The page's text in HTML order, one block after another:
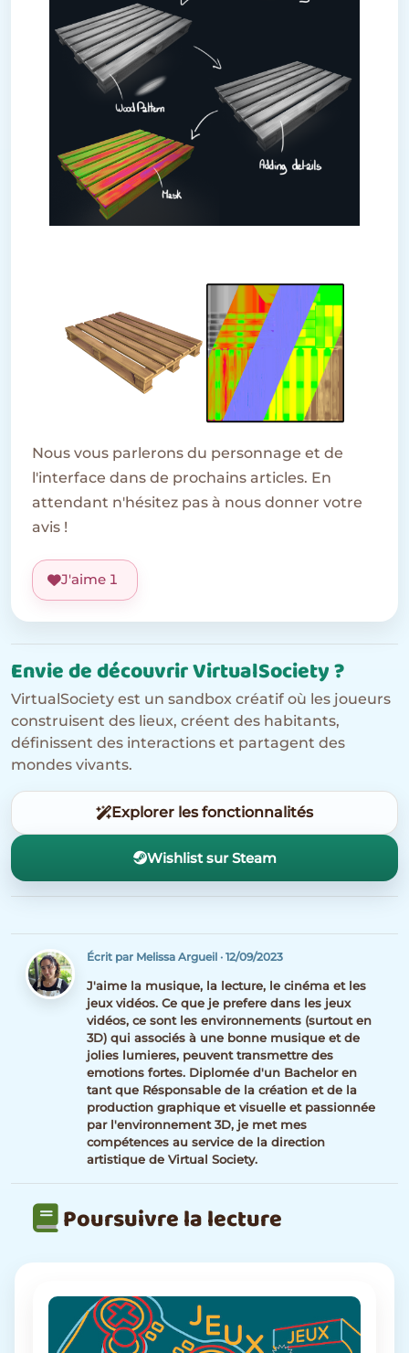
Nous vous parlerons du personnage et de
l'interface dans de prochains articles. En
attendant n'hésitez pas à nous donner votre
avis !
J'aime 1
Envie de découvrir VirtualSociety ?
VirtualSociety est un sandbox créatif où les joueurs
construisent des lieux, créent des habitants,
définissent des interactions et partagent des
mondes vivants.
Explorer les fonctionnalités
Wishlist sur Steam
Écrit par Melissa Argueil· 12/09/2023
J'aime la musique, la lecture, le cinéma et les
jeux vidéos. Ce que je prefere dans les jeux
vidéos, ce sont les environnements (surtout en
3D) qui associés à une bonne musique et de
jolies lumieres, peuvent transmettre des
emotions fortes. Diplomée d'un Bachelor en
tant que Résponsable de la création et de la
production graphique et visuelle et passionnée
par l'environnement 3D, je met mes
compétences au service de la direction
artistique de Virtual Society.
Poursuivre la lecture